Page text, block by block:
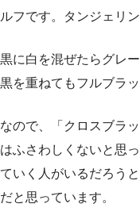
ルフです。タンジェリ
黒に白を混ぜたらグレ
黒を重ねてもフルブラ
なので、「クロスブラ
はふさわしくないと思
ていく人がいるだろう
だと思っています。